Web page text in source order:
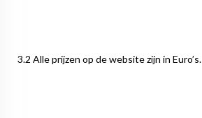
3.2 Alle prijzen op de website zijn in Euro’s.